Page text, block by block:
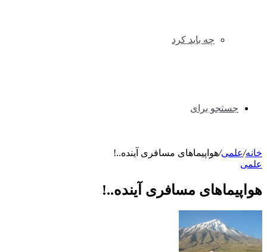
چه باید کرد
جستجو برای
علمی/هواپیماهای مسافری آینده..!
مسافری آینده..!